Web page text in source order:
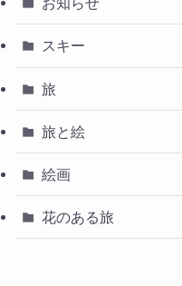
スキー
旅
旅と絵
絵画
花のある旅